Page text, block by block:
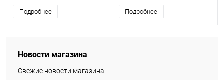
Подробнее Подробнее
Новости магазина
Свежие новости магазина